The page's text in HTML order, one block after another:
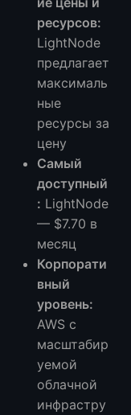
ресурсов:
LightNode
предлагает
максималь
ные
ресурсы за
цену
Самый
доступный
: LightNode
— $7.70 в
месяц
Корпорати
вный
уровень:
AWS с
масштабир
уемой
облачной
инфрастру